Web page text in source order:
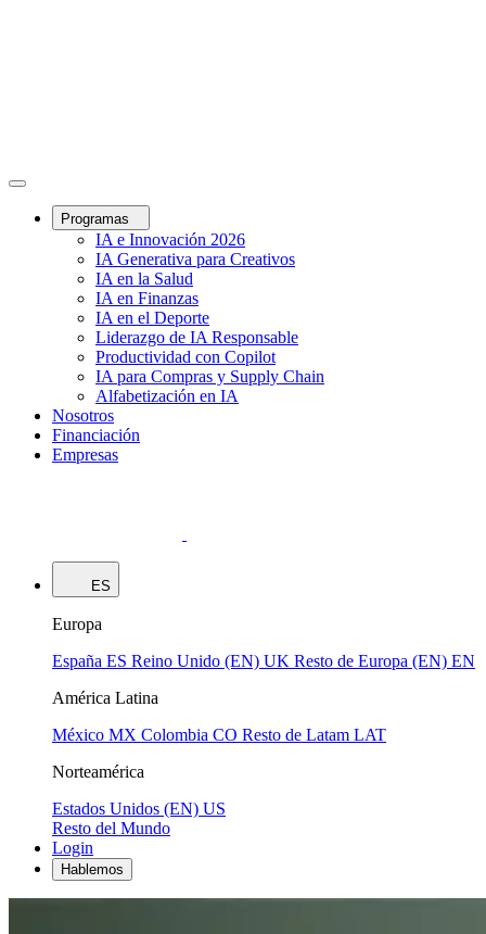
Programas
IA e Innovación 2026
IA Generativa para Creativos
IA en la Salud
IA en Finanzas
IA en el Deporte
Liderazgo de IA Responsable
Productividad con Copilot
IA para Compras y Supply Chain
Alfabetización en IA
Nosotros
Financiación
Empresas
ES
Europa
España ES Reino Unido (EN) UK Resto de Europa (EN) EN
América Latina
México MX Colombia CO Resto de Latam LAT
Norteamérica
Estados Unidos (EN) US
Resto del Mundo
Login
Hablemos